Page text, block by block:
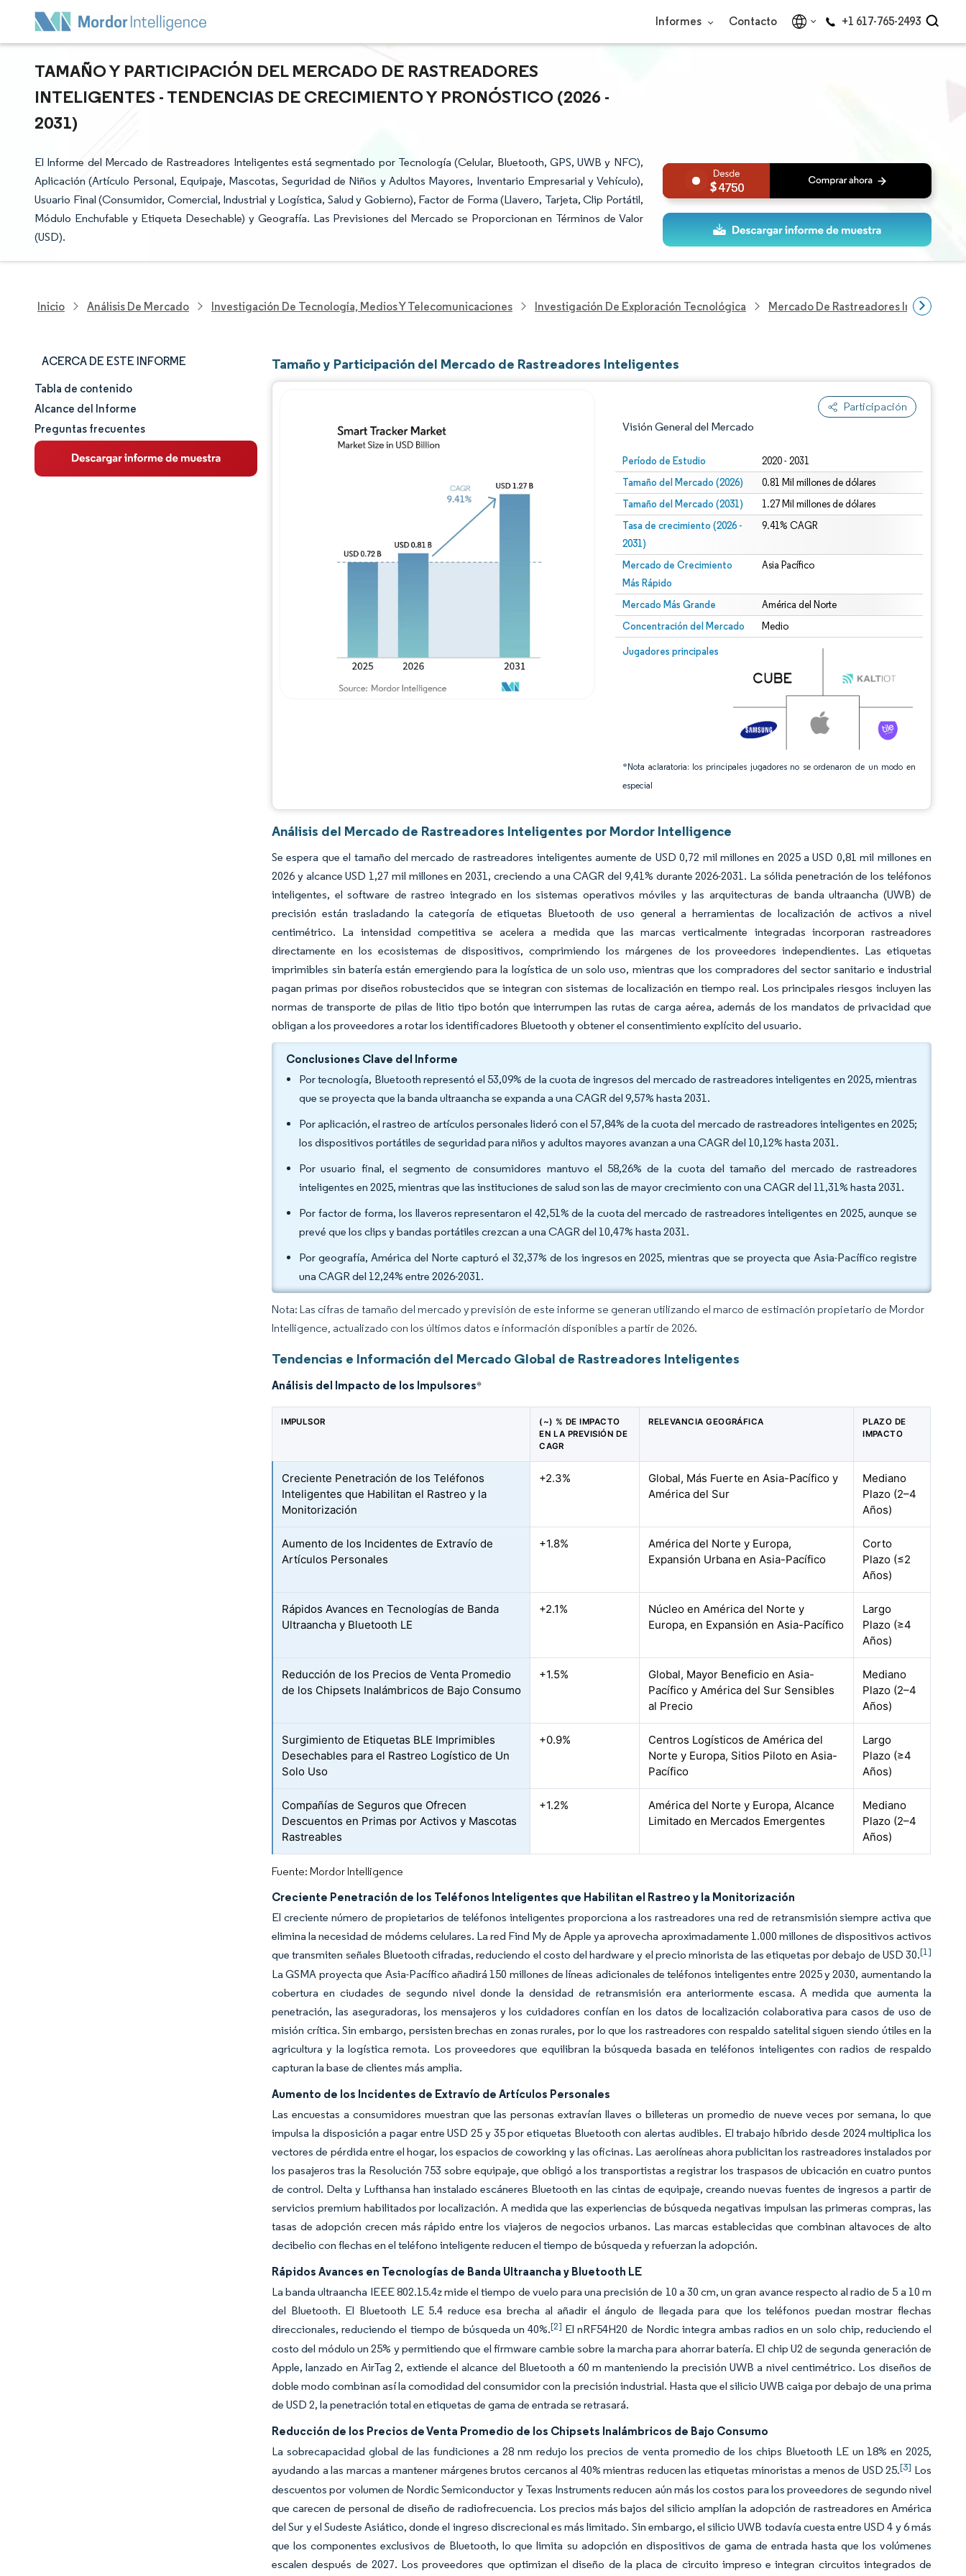
Informes Contacto +1 617-765-2493
TAMAÑO Y PARTICIPACIÓN DEL MERCADO DE RASTREADORES
INTELIGENTES - TENDENCIAS DE CRECIMIENTO Y PRONÓSTICO (2026 -
2031)
El Informe del Mercado de Rastreadores Inteligentes está segmentado por Tecnología (Celular, Bluetooth, GPS, UWB y NFC),
Aplicación (Artículo Personal, Equipaje, Mascotas, Seguridad de Niños y Adultos Mayores, Inventario Empresarial y Vehículo),
Usuario Final (Consumidor, Comercial, Industrial y Logística, Salud y Gobierno), Factor de Forma (Llavero, Tarjeta, Clip Portátil,
Módulo Enchufable y Etiqueta Desechable) y Geografía. Las Previsiones del Mercado se Proporcionan en Términos de Valor
(USD).
4750
Inicio Análisis De Mercado Investigación De Tecnología, Medios Y Telecomunicaciones Investigación De Exploración Tecnológica Mercado De Rastreadores Inteligentes
ACERCA DE ESTE INFORME
Tamaño y cuota de mercado
Análisis de mercado
Tendencias e ideas
Tabla de contenido
Alcance del Informe
Preguntas frecuentes
Tamaño y Participación del Mercado de Rastreadores Inteligentes
Participación
Visión General del Mercado
Período de Estudio 2020 - 2031
Tamaño del Mercado (2026) 0.81 Mil millones de dólares
Tamaño del Mercado (2031) 1.27 Mil millones de dólares
Tasa de crecimiento (2026 -
2031)
9.41% CAGR
Mercado de Crecimiento
Más Rápido
Asia Pacífico
Mercado Más Grande América del Norte
Concentración del Mercado Medio
Jugadores principales
*Nota aclaratoria: los principales jugadores no se ordenaron de un modo en
especial
Imagen © Mordor Intelligence. El uso requiere atribución según CC BY 4.0.
Imagen © Mordor Intelligence. El uso requiere atribución según CC BY 4.0.
Análisis del Mercado de Rastreadores Inteligentes por Mordor Intelligence
Se espera que el tamaño del mercado de rastreadores inteligentes aumente de USD 0,72 mil millones en 2025 a USD 0,81 mil millones en
2026 y alcance USD 1,27 mil millones en 2031, creciendo a una CAGR del 9,41% durante 2026-2031. La sólida penetración de los teléfonos
inteligentes, el software de rastreo integrado en los sistemas operativos móviles y las arquitecturas de banda ultraancha (UWB) de
precisión están trasladando la categoría de etiquetas Bluetooth de uso general a herramientas de localización de activos a nivel
centimétrico. La intensidad competitiva se acelera a medida que las marcas verticalmente integradas incorporan rastreadores
directamente en los ecosistemas de dispositivos, comprimiendo los márgenes de los proveedores independientes. Las etiquetas
imprimibles sin batería están emergiendo para la logística de un solo uso, mientras que los compradores del sector sanitario e industrial
pagan primas por diseños robustecidos que se integran con sistemas de localización en tiempo real. Los principales riesgos incluyen las
normas de transporte de pilas de litio tipo botón que interrumpen las rutas de carga aérea, además de los mandatos de privacidad que
obligan a los proveedores a rotar los identificadores Bluetooth y obtener el consentimiento explícito del usuario.
Conclusiones Clave del Informe
Por tecnología, Bluetooth representó el 53,09% de la cuota de ingresos del mercado de rastreadores inteligentes en 2025, mientras
que se proyecta que la banda ultraancha se expanda a una CAGR del 9,57% hasta 2031.
Por aplicación, el rastreo de artículos personales lideró con el 57,84% de la cuota del mercado de rastreadores inteligentes en 2025;
los dispositivos portátiles de seguridad para niños y adultos mayores avanzan a una CAGR del 10,12% hasta 2031.
Por usuario final, el segmento de consumidores mantuvo el 58,26% de la cuota del tamaño del mercado de rastreadores
inteligentes en 2025, mientras que las instituciones de salud son las de mayor crecimiento con una CAGR del 11,31% hasta 2031.
Por factor de forma, los llaveros representaron el 42,51% de la cuota del mercado de rastreadores inteligentes en 2025, aunque se
prevé que los clips y bandas portátiles crezcan a una CAGR del 10,47% hasta 2031.
Por geografía, América del Norte capturó el 32,37% de los ingresos en 2025, mientras que se proyecta que Asia-Pacífico registre
una CAGR del 12,24% entre 2026-2031.
Nota: Las cifras de tamaño del mercado y previsión de este informe se generan utilizando el marco de estimación propietario de Mordor
Intelligence, actualizado con los últimos datos e información disponibles a partir de 2026.
Tendencias e Información del Mercado Global de Rastreadores Inteligentes
Análisis del Impacto de los Impulsores*
IMPULSOR
(~) % DE IMPACTO
EN LA PREVISIÓN DE
CAGR
RELEVANCIA GEOGRÁFICA
PLAZO DE
IMPACTO
Creciente Penetración de los Teléfonos
Inteligentes que Habilitan el Rastreo y la
Monitorización
+2.3%
Global, Más Fuerte en Asia-Pacífico y
América del Sur
Mediano
Plazo (2–4
Años)
Aumento de los Incidentes de Extravío de
Artículos Personales
+1.8%
América del Norte y Europa,
Expansión Urbana en Asia-Pacífico
Corto
Plazo (≤2
Años)
Rápidos Avances en Tecnologías de Banda
Ultraancha y Bluetooth LE
+2.1%
Núcleo en América del Norte y
Europa, en Expansión en Asia-Pacífico
Largo
Plazo (≥4
Años)
Reducción de los Precios de Venta Promedio
de los Chipsets Inalámbricos de Bajo Consumo
+1.5%
Global, Mayor Beneficio en Asia-
Pacífico y América del Sur Sensibles
al Precio
Mediano
Plazo (2–4
Años)
Surgimiento de Etiquetas BLE Imprimibles
Desechables para el Rastreo Logístico de Un
Solo Uso
+0.9%
Centros Logísticos de América del
Norte y Europa, Sitios Piloto en Asia-
Pacífico
Largo
Plazo (≥4
Años)
Compañías de Seguros que Ofrecen
Descuentos en Primas por Activos y Mascotas
Rastreables
+1.2%
América del Norte y Europa, Alcance
Limitado en Mercados Emergentes
Mediano
Plazo (2–4
Años)
Fuente: Mordor Intelligence
Creciente Penetración de los Teléfonos Inteligentes que Habilitan el Rastreo y la Monitorización
El creciente número de propietarios de teléfonos inteligentes proporciona a los rastreadores una red de retransmisión siempre activa que
elimina la necesidad de módems celulares. La red Find My de Apple ya aprovecha aproximadamente 1.000 millones de dispositivos activos
que transmiten señales Bluetooth cifradas, reduciendo el costo del hardware y el precio minorista de las etiquetas por debajo de USD 30.[1]
La GSMA proyecta que Asia-Pacífico añadirá 150 millones de líneas adicionales de teléfonos inteligentes entre 2025 y 2030, aumentando la
cobertura en ciudades de segundo nivel donde la densidad de retransmisión era anteriormente escasa. A medida que aumenta la
penetración, las aseguradoras, los mensajeros y los cuidadores confían en los datos de localización colaborativa para casos de uso de
misión crítica. Sin embargo, persisten brechas en zonas rurales, por lo que los rastreadores con respaldo satelital siguen siendo útiles en la
agricultura y la logística remota. Los proveedores que equilibran la búsqueda basada en teléfonos inteligentes con radios de respaldo
capturan la base de clientes más amplia.
Aumento de los Incidentes de Extravío de Artículos Personales
Las encuestas a consumidores muestran que las personas extravían llaves o billeteras un promedio de nueve veces por semana, lo que
impulsa la disposición a pagar entre USD 25 y 35 por etiquetas Bluetooth con alertas audibles. El trabajo híbrido desde 2024 multiplica los
vectores de pérdida entre el hogar, los espacios de coworking y las oficinas. Las aerolíneas ahora publicitan los rastreadores instalados por
los pasajeros tras la Resolución 753 sobre equipaje, que obligó a los transportistas a registrar los traspasos de ubicación en cuatro puntos
de control. Delta y Lufthansa han instalado escáneres Bluetooth en las cintas de equipaje, creando nuevas fuentes de ingresos a partir de
servicios premium habilitados por localización. A medida que las experiencias de búsqueda negativas impulsan las primeras compras, las
tasas de adopción crecen más rápido entre los viajeros de negocios urbanos. Las marcas establecidas que combinan altavoces de alto
decibelio con flechas en el teléfono inteligente reducen el tiempo de búsqueda y refuerzan la adopción.
Rápidos Avances en Tecnologías de Banda Ultraancha y Bluetooth LE
La banda ultraancha IEEE 802.15.4z mide el tiempo de vuelo para una precisión de 10 a 30 cm, un gran avance respecto al radio de 5 a 10 m
del Bluetooth. El Bluetooth LE 5.4 reduce esa brecha al añadir el ángulo de llegada para que los teléfonos puedan mostrar flechas
direccionales, reduciendo el tiempo de búsqueda un 40%.[2] El nRF54H20 de Nordic integra ambas radios en un solo chip, reduciendo el
costo del módulo un 25% y permitiendo que el firmware cambie sobre la marcha para ahorrar batería. El chip U2 de segunda generación de
Apple, lanzado en AirTag 2, extiende el alcance del Bluetooth a 60 m manteniendo la precisión UWB a nivel centimétrico. Los diseños de
doble modo combinan así la comodidad del consumidor con la precisión industrial. Hasta que el silicio UWB caiga por debajo de una prima
de USD 2, la penetración total en etiquetas de gama de entrada se retrasará.
Reducción de los Precios de Venta Promedio de los Chipsets Inalámbricos de Bajo Consumo
La sobrecapacidad global de las fundiciones a 28 nm redujo los precios de venta promedio de los chips Bluetooth LE un 18% en 2025,
ayudando a las marcas a mantener márgenes brutos cercanos al 40% mientras reducen las etiquetas minoristas a menos de USD 25.[3] Los
descuentos por volumen de Nordic Semiconductor y Texas Instruments reducen aún más los costos para los proveedores de segundo nivel
que carecen de personal de diseño de radiofrecuencia. Los precios más bajos del silicio amplían la adopción de rastreadores en América
del Sur y el Sudeste Asiático, donde el ingreso discrecional es más limitado. Sin embargo, el silicio UWB todavía cuesta entre USD 4 y 6 más
que los componentes exclusivos de Bluetooth, lo que limita su adopción en dispositivos de gama de entrada hasta que los volúmenes
escalen después de 2027. Los proveedores que optimizan el diseño de la placa de circuito impreso e integran circuitos integrados de